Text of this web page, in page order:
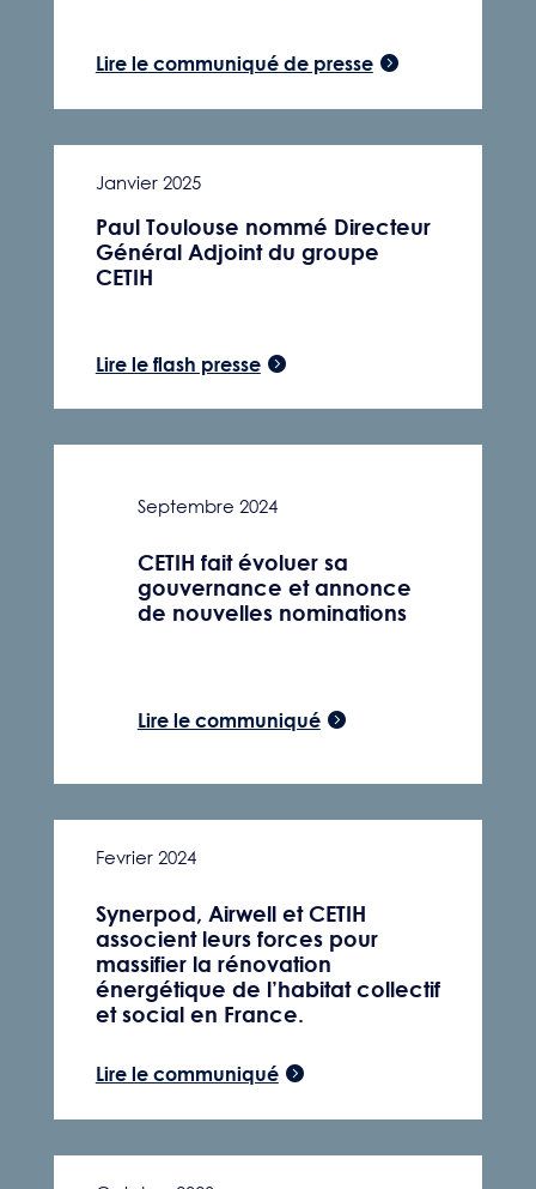
Lire le communiqué de presse
Janvier 2025
Paul Toulouse nommé Directeur
Général Adjoint du groupe
CETIH
Lire le flash presse
Septembre 2024
CETIH fait évoluer sa
gouvernance et annonce
de nouvelles nominations
Lire le communiqué
Fevrier 2024
Synerpod, Airwell et CETIH
associent leurs forces pour
massifier la rénovation
énergétique de l’habitat collectif
et social en France.
Lire le communiqué